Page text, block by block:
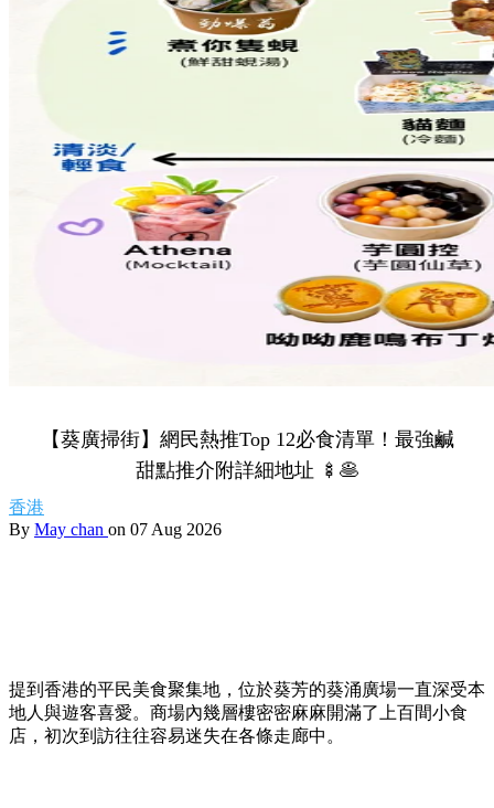
【葵廣掃街】網民熱推Top 12必食清單！最強鹹
甜點推介附詳細地址 🍢🥞
香港
By May chan on 07 Aug 2026
提到香港的平民美食聚集地，位於葵芳的葵涌廣場一直深受本
地人與遊客喜愛。商場內幾層樓密密麻麻開滿了上百間小食
店，初次到訪往往容易迷失在各條走廊中。